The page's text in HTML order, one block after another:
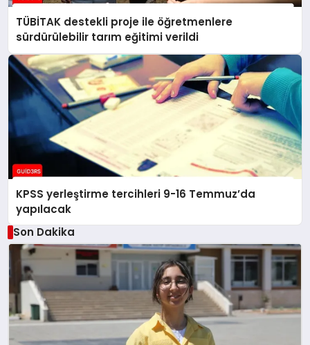
TÜBİTAK destekli proje ile öğretmenlere
sürdürülebilir tarım eğitimi verildi
KPSS yerleştirme tercihleri 9-16 Temmuz’da
yapılacak
Son Dakika